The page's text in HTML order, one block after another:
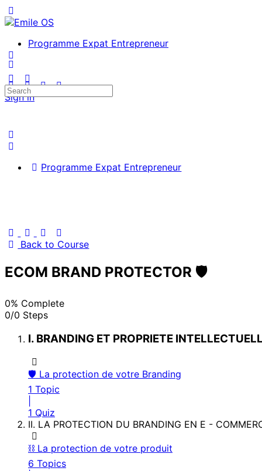
Side
Programme Expat Entrepreneur
options
Sign in
Search
for:
Programme Expat Entrepreneur
Back to Course
ECOM BRAND PROTECTOR 🛡️
0% Complete
0/0 Steps
I. BRANDING ET PROPRIETE
🛡️ La protection de votre Branding
1 Topic
1 Quiz
II. LA PROTECTION DU BRANDING EN E -
⛓️ La protection de votre produit
6 Topics